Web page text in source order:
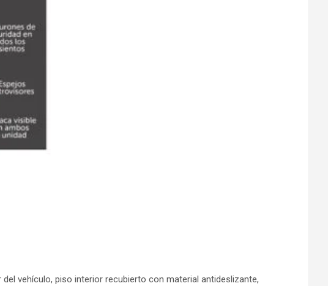
vehículo, piso interior recubierto con material antideslizante,